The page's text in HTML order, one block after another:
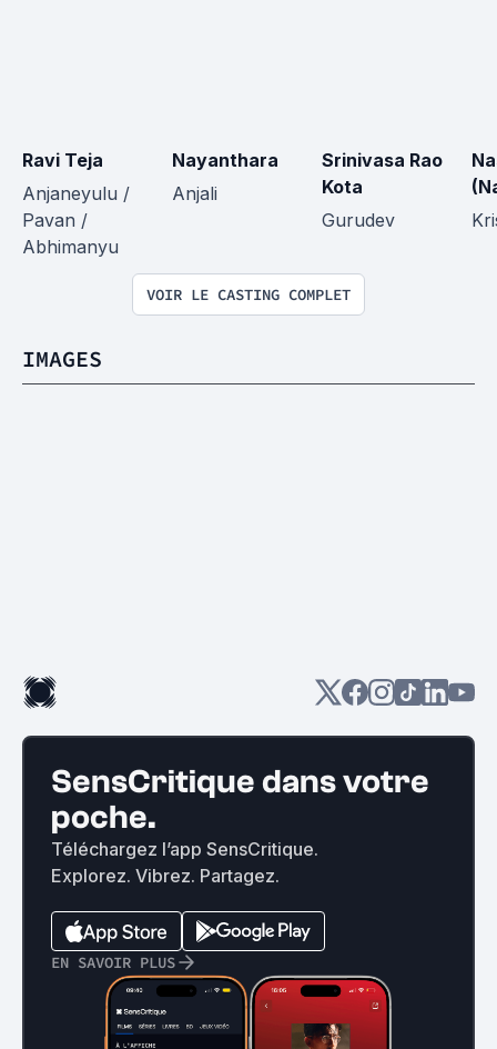
Ravi Teja
Anjaneyulu /
Pavan /
Abhimanyu
Nayanthara
Anjali
Srinivasa Rao
Kota
Gurudev
VOIR LE CASTING COMPLET
IMAGES
SensCritique dans votre
poche.
Téléchargez l’app SensCritique.
Explorez. Vibrez. Partagez.
EN SAVOIR PLUS